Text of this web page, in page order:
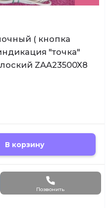
( кнопка
"точка"
ZAA23500X8
В корзину
Позвонить